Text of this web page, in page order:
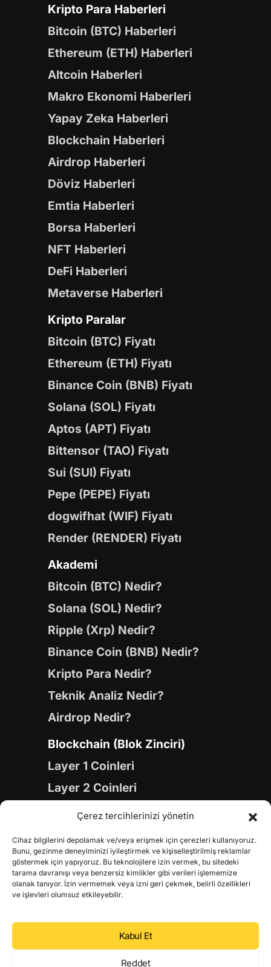
Çerez tercihlerinizi yönetin
Cihaz bilgilerini depolamak ve/veya erişmek için çerezleri kullanıyoruz.
Bunu, gezinme deneyiminizi iyileştirmek ve kişiselleştirilmiş reklamlar
göstermek için yapıyoruz. Bu teknolojilere izin vermek, bu sitedeki
tarama davranışı veya benzersiz kimlikler gibi verileri işlememize
olanak tanıyor. İzin vermemek veya izni geri çekmek, belirli özellikleri
ve işlevleri olumsuz etkileyebilir.
Kabul Et
Reddet
Kripto Para Haberleri
Bitcoin (BTC) Haberleri
Ethereum (ETH) Haberleri
Altcoin Haberleri
Makro Ekonomi Haberleri
Yapay Zeka Haberleri
Blockchain Haberleri
Airdrop Haberleri
Döviz Haberleri
Emtia Haberleri
Borsa Haberleri
NFT Haberleri
DeFi Haberleri
Metaverse Haberleri
Kripto Paralar
Bitcoin (BTC) Fiyatı
Ethereum (ETH) Fiyatı
Binance Coin (BNB) Fiyatı
Solana (SOL) Fiyatı
Aptos (APT) Fiyatı
Bittensor (TAO) Fiyatı
Sui (SUI) Fiyatı
Pepe (PEPE) Fiyatı
dogwifhat (WIF) Fiyatı
Render (RENDER) Fiyatı
Akademi
Bitcoin (BTC) Nedir?
Solana (SOL) Nedir?
Ripple (Xrp) Nedir?
Binance Coin (BNB) Nedir?
Kripto Para Nedir?
Teknik Analiz Nedir?
Airdrop Nedir?
Blockchain (Blok Zinciri)
Layer 1 Coinleri
Layer 2 Coinleri
Yapay Zeka (AI) Coinleri
Gaming Coinleri
RWA Coinleri
DeFi Coinleri
DePIN Coinleri
Metaverse Coinleri
Web 3.0 Coinleri